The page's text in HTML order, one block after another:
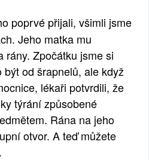
poprvé přijali, všimli jsme
Jeho matka mu
rány. Zpočátku jsme si
od šrapnelů, ale když
lékaři potvrdili, že
týrání způsobené
Rána na jeho
otvor. A teď můžete